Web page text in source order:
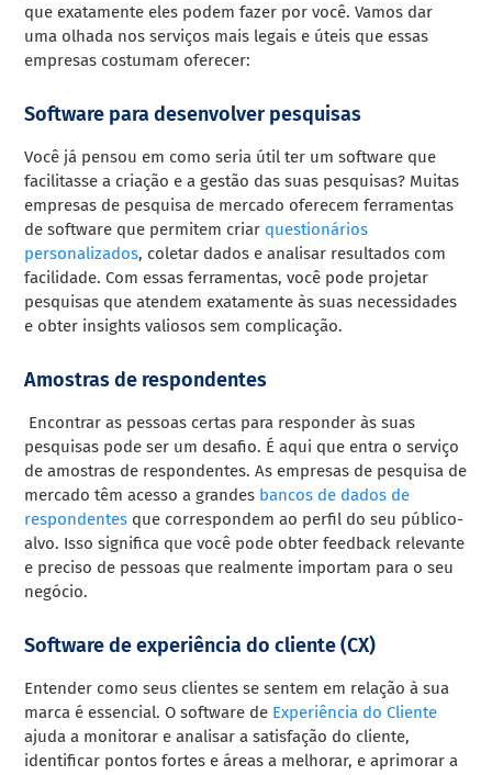
que exatamente eles podem fazer por você. Vamos dar
uma olhada nos serviços mais legais e úteis que essas
empresas costumam oferecer:
Software para desenvolver pesquisas
Você já pensou em como seria útil ter um software que
facilitasse a criação e a gestão das suas pesquisas? Muitas
empresas de pesquisa de mercado oferecem ferramentas
de software que permitem criar questionários
personalizados, coletar dados e analisar resultados com
facilidade. Com essas ferramentas, você pode projetar
pesquisas que atendem exatamente às suas necessidades
e obter insights valiosos sem complicação.
Amostras de respondentes
Encontrar as pessoas certas para responder às suas
pesquisas pode ser um desafio. É aqui que entra o serviço
de amostras de respondentes. As empresas de pesquisa de
mercado têm acesso a grandes bancos de dados de
respondentes que correspondem ao perfil do seu público-
alvo. Isso significa que você pode obter feedback relevante
e preciso de pessoas que realmente importam para o seu
negócio.
Software de experiência do cliente (CX)
Entender como seus clientes se sentem em relação à sua
marca é essencial. O software de Experiência do Cliente
ajuda a monitorar e analisar a satisfação do cliente,
identificar pontos fortes e áreas a melhorar, e aprimorar a